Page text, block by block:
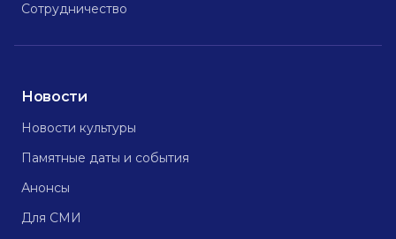
Сотрудничество
Новости
Новости культуры
Памятные даты и события
Анонсы
Для СМИ